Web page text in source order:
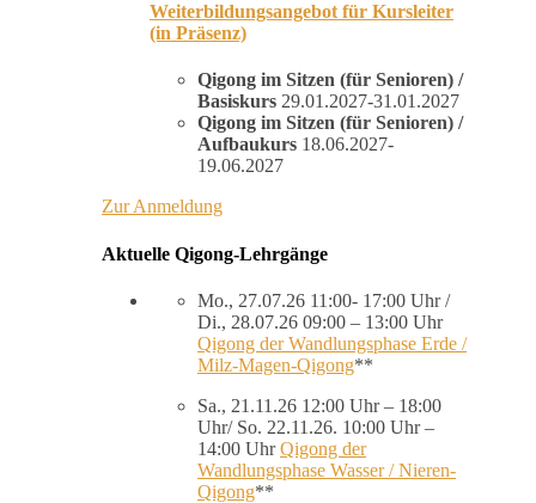
Weiterbildungsangebot für Kursleiter
(in Präsenz)
Qigong im Sitzen (für Senioren) /
Basiskurs 29.01.2027-31.01.2027
Qigong im Sitzen (für Senioren) /
Aufbaukurs 18.06.2027-
19.06.2027
Zur Anmeldung
Aktuelle Qigong-Lehrgänge
Mo., 27.07.26 11:00- 17:00 Uhr /
Di., 28.07.26 09:00 – 13:00 Uhr
Qigong der Wandlungsphase Erde /
Milz-Magen-Qigong**
Sa., 21.11.26 12:00 Uhr – 18:00
Uhr/ So. 22.11.26. 10:00 Uhr –
14:00 UhrQigong der
Wandlungsphase Wasser / Nieren-
Qigong**